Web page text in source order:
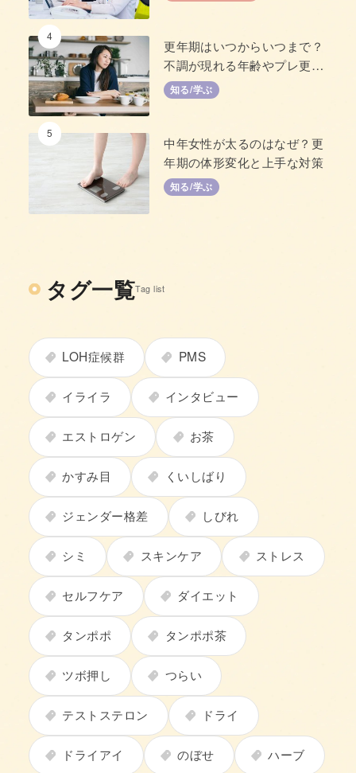
4
更年期はいつからいつまで？
不調が現れる年齢やプレ更年
期について
知る/学ぶ
5
中年女性が太るのはなぜ？更
年期の体形変化と上手な対策
知る/学ぶ
タグ一覧Tag list
LOH症候群 PMS
イライラ インタビュー
エストロゲン お茶
かすみ目 くいしばり
ジェンダー格差 しびれ
シミ スキンケア ストレス
セルフケア ダイエット
タンポポ タンポポ茶
ツボ押し つらい
テストステロン ドライ
ドライアイ のぼせ ハーブ